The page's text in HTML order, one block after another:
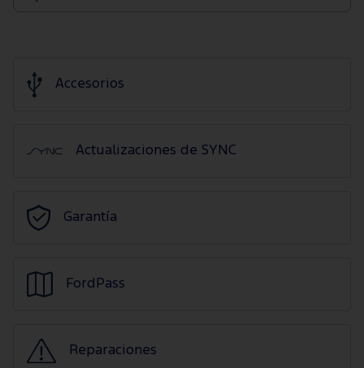
Accesorios
Actualizaciones de SYNC
Garantía
FordPass
Reparaciones